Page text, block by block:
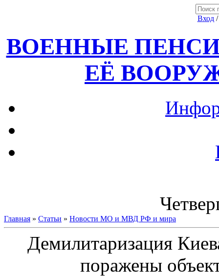
Вход
ВОЕННЫЕ
ЕЁ
Главная » Статьи » Новости МО и МВД РФ и мира
Демилитаризация
поражены